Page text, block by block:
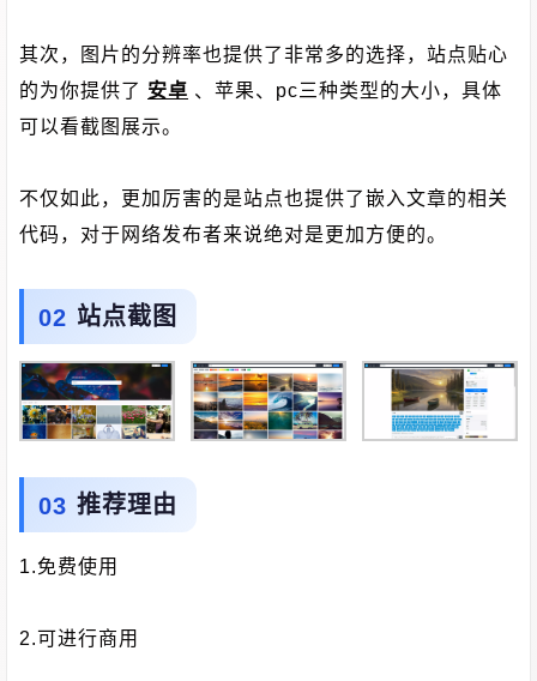
其次，图片的分辨率也提供了非常多的选择，站点贴心
的为你提供了 安卓 、苹果、pc三种类型的大小，具体
可以看截图展示。
不仅如此，更加厉害的是站点也提供了嵌入文章的相关
代码，对于网络发布者来说绝对是更加方便的。
站点截图
推荐理由
1.免费使用
2.可进行商用